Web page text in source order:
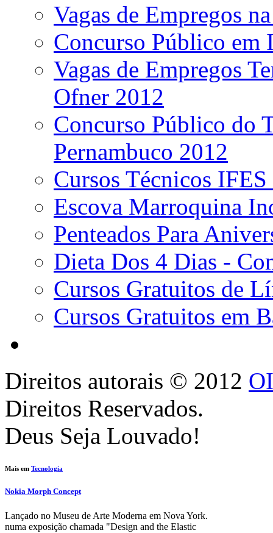
Vagas de Empregos
Concurso Público em
Vagas de Empregos
Ofner 2012
Concurso Público do
Pernambuco 2012
Cursos Técnicos
Escova Marroquina
Penteados Para
Dieta Dos 4 Dias -
Cursos Gratuitos de
Cursos Gratuitos em
Direitos autorais © 2012
Direitos Reservados.
Deus Seja Louvado!
Mais em Tecnologia
Nokia Morph Concept
Lançado no Museu de Arte Moderna em Nova York.
numa exposição chamada "Design and the Elastic